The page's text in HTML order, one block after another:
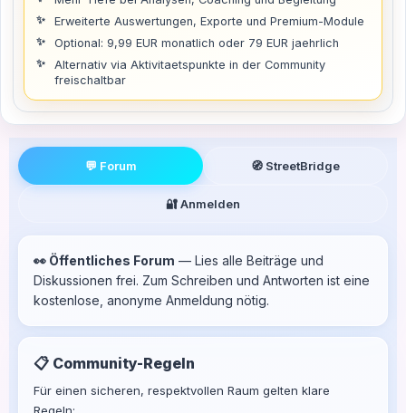
Erweiterte Auswertungen, Exporte und Premium-Module
Optional: 9,99 EUR monatlich oder 79 EUR jaehrlich
Alternativ via Aktivitaetspunkte in der Community
freischaltbar
💬 Forum 🧭 StreetBridge
🔐 Anmelden
👀 Öffentliches Forum — Lies alle Beiträge und
Diskussionen frei. Zum Schreiben und Antworten ist eine
kostenlose, anonyme Anmeldung nötig.
📋 Community-Regeln
Für einen sicheren, respektvollen Raum gelten klare
Regeln: